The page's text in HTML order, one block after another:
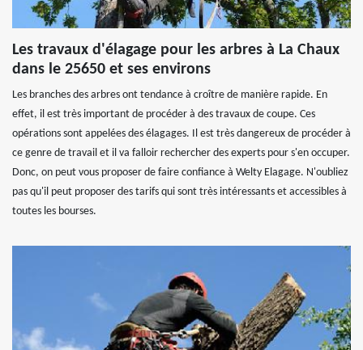
Les travaux d'élagage pour les arbres à La Chaux
dans le 25650 et ses environs
Les branches des arbres ont tendance à croître de manière rapide. En
effet, il est très important de procéder à des travaux de coupe. Ces
opérations sont appelées des élagages. Il est très dangereux de procéder à
ce genre de travail et il va falloir rechercher des experts pour s'en occuper.
Donc, on peut vous proposer de faire confiance à Welty Elagage. N'oubliez
pas qu'il peut proposer des tarifs qui sont très intéressants et accessibles à
toutes les bourses.